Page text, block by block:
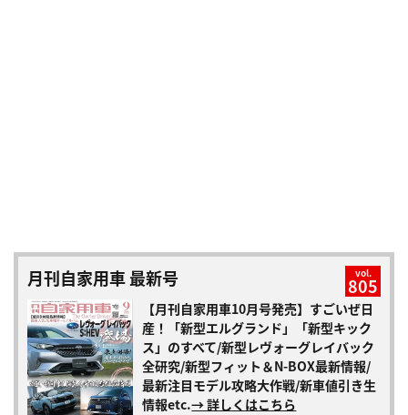
月刊自家用車 最新号 vol.
805
【月刊自家用車10月号発売】すごいぜ日
産！「新型エルグランド」「新型キック
ス」のすべて/新型レヴォーグレイバック
全研究/新型フィット＆N-BOX最新情報/
最新注目モデル攻略大作戦/新車値引き生
情報etc.→ 詳しくはこちら